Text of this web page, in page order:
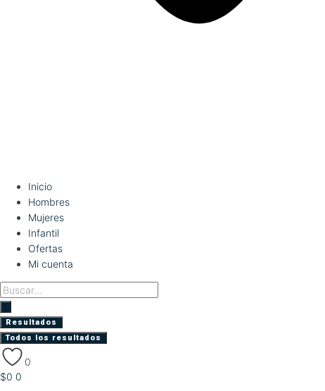
Inicio
Hombres
Mujeres
Infantil
Ofertas
Mi cuenta
Search
...
Resultados
Todos los resultados
0
$0 0